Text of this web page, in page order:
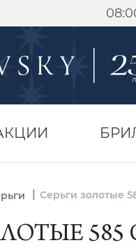
Серьги золотые
585